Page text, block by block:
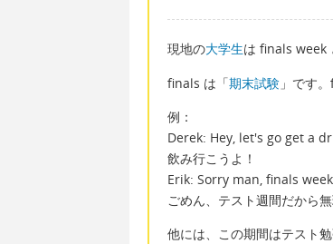
現地の大学生は finals week
finals は「期末試験 」です
例：
Derek: Hey, let's go get a
飲み行こうよ！
Erik: Sorry man, finals
ごめん、テスト週間だから無
他には、この期間はテスト